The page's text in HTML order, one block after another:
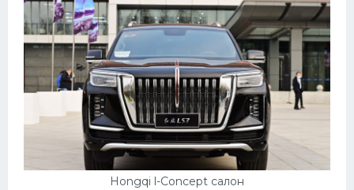
Hongqi l-Concept салон